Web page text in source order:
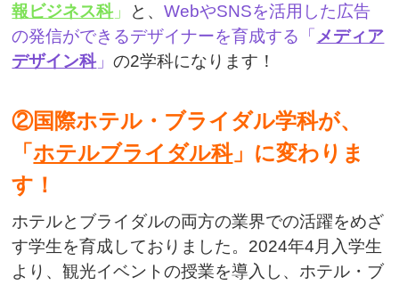
報ビジネス科」 と、WebやSNSを活用した広告
の発信ができるデザイナーを育成する「 メディア
デザイン科」の2学科になります！
②国際ホテル・ブライダル学科が、
「ホテルブライダル科」に変わりま
す！
ホテルとブライダルの両方の業界での活躍をめざ
す学生を育成しておりました。2024年4月入学生
より、観光イベントの授業を導入し、ホテル・ブ